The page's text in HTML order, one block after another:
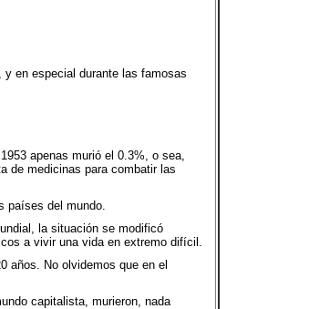
en especial durante las famosas
apenas murió el 0.3%, o sea,
de medicinas para combatir las
países del mundo.
la situación se modificó
a vivir una vida en extremo difícil.
años. No olvidemos que en el
capitalista, murieron, nada